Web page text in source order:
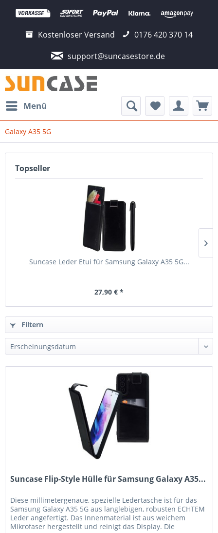
Kostenloser Versand
0176 420 370 14
support@suncasestore.de
Menü
Galaxy A35 5G
Topseller
Suncase Leder Etui für Samsung Galaxy A35 5G...
27,90 € *
Filtern
Suncase Flip-Style Hülle für Samsung Galaxy A35...
Diese millimetergenaue, spezielle Ledertasche ist für das
Samsung Galaxy A35 5G aus langlebigen, robusten ECHTEM
Leder angefertigt. Das Innenmaterial ist aus weichem
Mikrofaser hergestellt und reinigt das Display. Die